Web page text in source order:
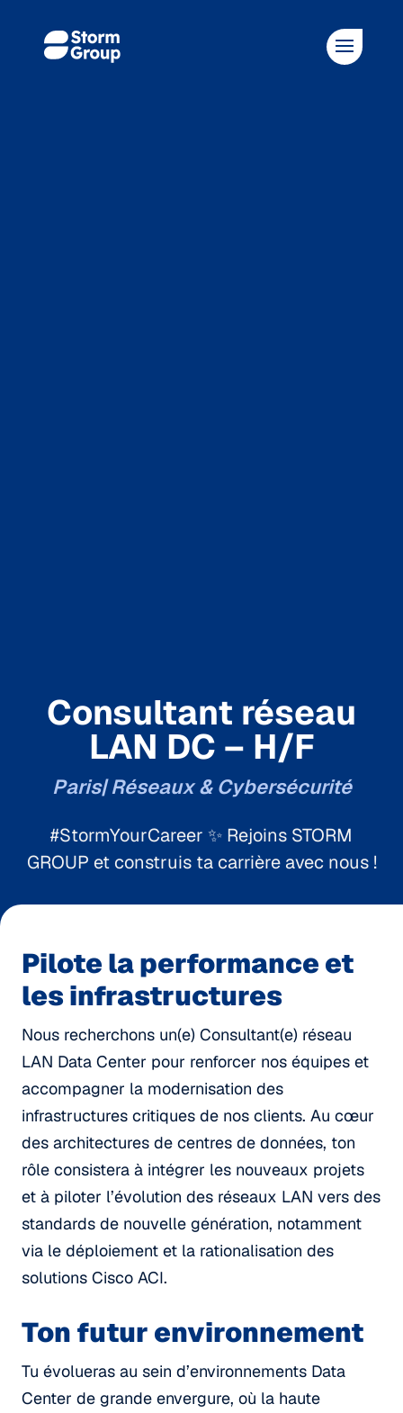
Consultant réseau
LAN DC – H/F
Paris| Réseaux & Cybersécurité
#StormYourCareer ✨ Rejoins STORM
GROUP et construis ta carrière avec nous !
Pilote la performance et
les infrastructures
Nous recherchons un(e) Consultant(e) réseau
LAN Data Center pour renforcer nos équipes et
accompagner la modernisation des
infrastructures critiques de nos clients. Au cœur
des architectures de centres de données, ton
rôle consistera à intégrer les nouveaux projets
et à piloter l’évolution des réseaux LAN vers des
standards de nouvelle génération, notamment
via le déploiement et la rationalisation des
solutions Cisco ACI.
Ton futur environnement
Tu évolueras au sein d’environnements Data
Center de grande envergure, où la haute